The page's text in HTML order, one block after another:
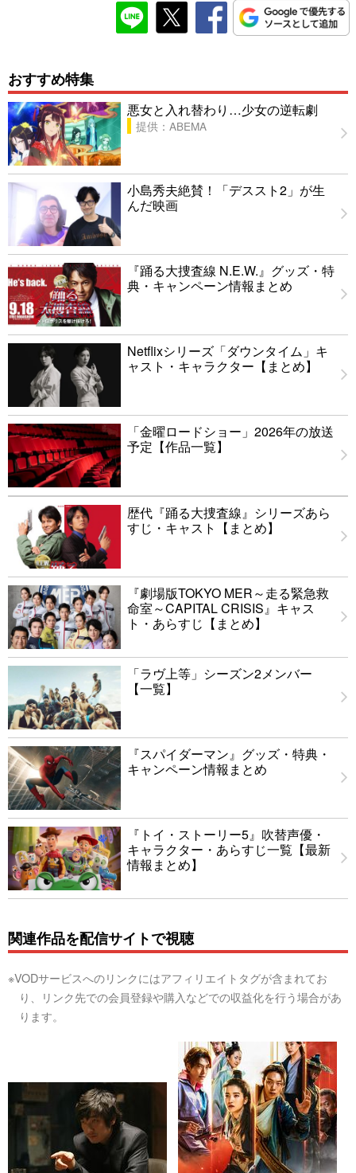
おすすめ特集
悪女と入れ替わり…少女の逆転劇
提供：ABEMA
小島秀夫絶賛！「デススト2」が生
んだ映画
『踊る大捜査線 N.E.W.』グッズ・特
典・キャンペーン情報まとめ
Netflixシリーズ「ダウンタイム」キ
ャスト・キャラクター【まとめ】
「金曜ロードショー」2026年の放送
予定【作品一覧】
歴代『踊る大捜査線』シリーズあら
すじ・キャスト【まとめ】
『劇場版TOKYO MER～走る緊急救
命室～CAPITAL CRISIS』キャス
ト・あらすじ【まとめ】
「ラヴ上等」シーズン2メンバー
【一覧】
『スパイダーマン』グッズ・特典・
キャンペーン情報まとめ
『トイ・ストーリー5』吹替声優・
キャラクター・あらすじ一覧【最新
情報まとめ】
関連作品を配信サイトで視聴
※VODサービスへのリンクにはアフィリエイトタグが含まれてお
り、リンク先での会員登録や購入などでの収益化を行う場合があ
ります。